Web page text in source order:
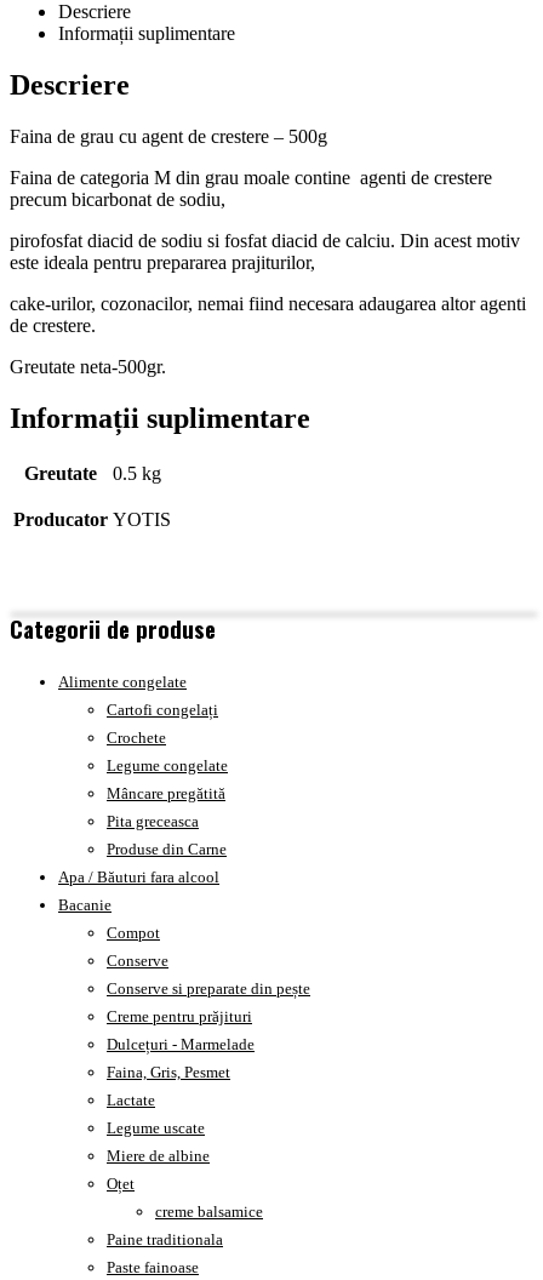
Descriere
Informații suplimentare
Descriere
Faina de grau cu agent de crestere – 500g
Faina de categoria M din grau moale contine agenti de crestere
precum bicarbonat de sodiu,
pirofosfat diacid de sodiu si fosfat diacid de calciu. Din acest motiv
este ideala pentru prepararea prajiturilor,
cake-urilor, cozonacilor, nemai fiind necesara adaugarea altor agenti
de crestere.
Greutate neta-500gr.
Informații suplimentare
Greutate 0.5 kg
Producator YOTIS
Categorii de produse
Alimente congelate
Cartofi congelați
Crochete
Legume congelate
Mâncare pregătită
Pita greceasca
Produse din Carne
Apa / Băuturi fara alcool
Bacanie
Compot
Conserve
Conserve si preparate din pește
Creme pentru prăjituri
Dulcețuri - Marmelade
Faina, Gris, Pesmet
Lactate
Legume uscate
Miere de albine
Oțet
creme balsamice
Paine traditionala
Paste fainoase